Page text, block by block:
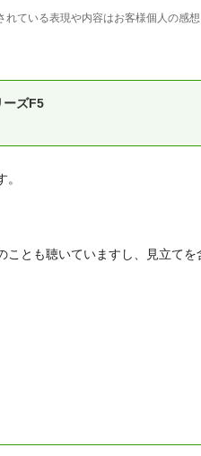
ている表現や内容はお客様個人の感想
ーズF5
とも聴いていますし、見立てを